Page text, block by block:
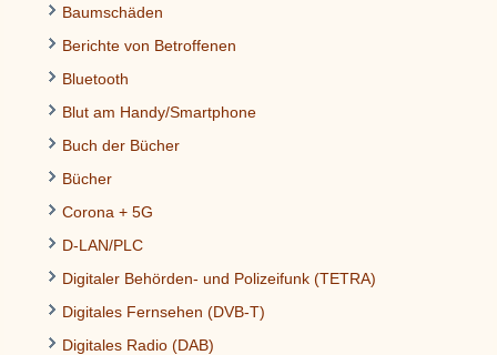
Baumschäden
Berichte von Betroffenen
Bluetooth
Blut am Handy/Smartphone
Buch der Bücher
Bücher
Corona + 5G
D-LAN/PLC
Digitaler Behörden- und Polizeifunk (TETRA)
Digitales Fernsehen (DVB-T)
Digitales Radio (DAB)